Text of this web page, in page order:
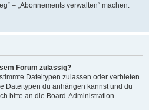
– „Abonnements verwalten“ machen.
Forum zulässig?
Dateitypen zulassen oder verbieten.
Dateitypen du anhängen kannst und du
bitte an die Board-Administration.